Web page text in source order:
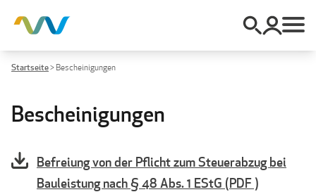
Startseite> Bescheinigungen
Bescheinigungen
Befreiung von der Pflicht zum Steuerabzug bei
Bauleistung nach § 48 Abs. 1 EStG (PDF )